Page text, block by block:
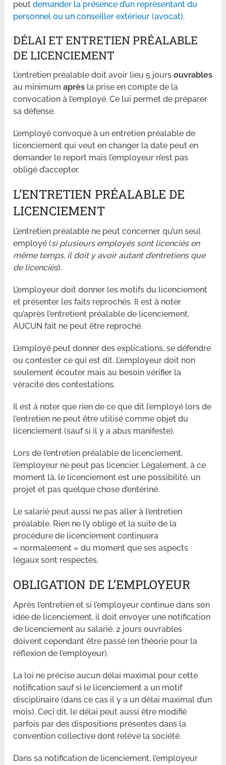
peutdemander la présence d’un représentant du
personnel ou un conseiller extérieur (avocat).
DÉLAI ET ENTRETIEN PRÉALABLE
DE LICENCIEMENT
L’entretien préalable doit avoir lieu 5 joursouvrables
au minimumaprès la prise en compte de la
convocation à l’employé. Ce lui permet de préparer
sa défense.
L’employé convoqué à un entretien préalable de
licenciement qui veut en changer la date peut en
demander le report mais l’employeur n’est pas
obligé d’accepter.
L’ENTRETIEN PRÉALABLE DE
LICENCIEMENT
L’entretien préalable ne peut concerner qu’un seul
employé (si plusieurs employés sont licenciés en
même temps, il doit y avoir autant d’entretiens que
de licenciés).
L’employeur doit donner les motifs du licenciement
et présenter les faits reprochés. Il est à noter
qu’après l’entretient préalable de licenciement,
AUCUN fait ne peut être reproché.
L’employé peut donner des explications, se défendre
ou contester ce qui est dit. L’employeur doit non
seulement écouter mais au besoin vérifier la
véracité des contestations.
Il est à noter que rien de ce que dit l’employé lors de
l’entretien ne peut être utilisé comme objet du
licenciement (sauf si il y a abus manifeste).
Lors de l’entretien préalable de licenciement,
l’employeur ne peut pas licencier. Légalement, à ce
moment là, le licenciement est une possibilité, un
projet et pas quelque chose d’entériné.
Le salarié peut aussi ne pas aller à l’entretien
préalable. Rien ne l’y oblige et la suite de la
procédure de licenciement continuera
« normalement » du moment que ses aspects
légaux sont respectés.
OBLIGATION DE L’EMPLOYEUR
Après l’entretien et si l’employeur continue dans son
idée de licenciement, il doit envoyer une notification
de licenciement au salarié. 2 jours ouvrables
doivent cependant être passé (en théorie pour la
réflexion de l’employeur).
La loi ne précise aucun délai maximal pour cette
notification sauf si le licenciement a un motif
disciplinaire (dans ce cas il y a un délai maximal d’un
mois). Ceci dit, le délai peut aussi être modifié
parfois par des dispositions présentes dans la
convention collective dont relève la société.
Dans sa notification de licenciement, l’employeur